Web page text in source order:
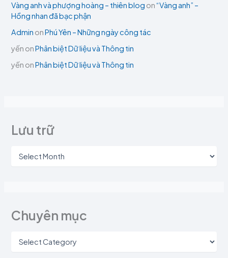
Vàng anh và phượng hoàng – thiên blog on“Vàng anh” –
Hồng nhan đã bạc phận
Admin onPhú Yên – Những ngày công tác
yến onPhân biệt Dữ liệu và Thông tin
yến onPhân biệt Dữ liệu và Thông tin
Lưu trữ
Chuyên mục